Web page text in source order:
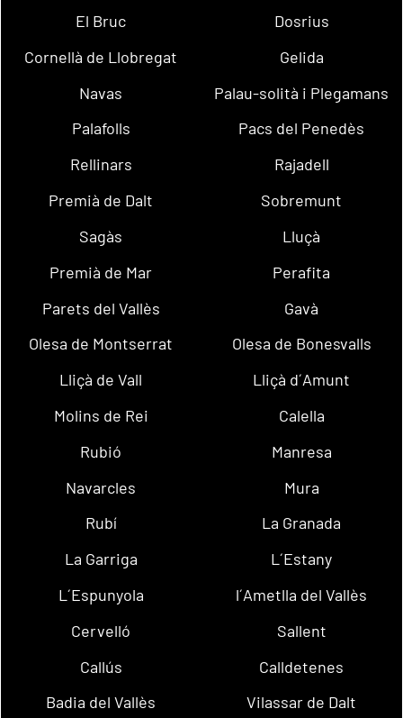
El Bruc
Dosrius
Cornellà de Llobregat
Gelida
Navas
Palau-solità i Plegamans
Palafolls
Pacs del Penedès
Rellinars
Rajadell
Premià de Dalt
Sobremunt
Sagàs
Lluçà
Premià de Mar
Perafita
Parets del Vallès
Gavà
Olesa de Montserrat
Olesa de Bonesvalls
Lliçà de Vall
Lliçà d´Amunt
Molins de Rei
Calella
Rubió
Manresa
Navarcles
Mura
Rubí
La Granada
La Garriga
L´Estany
L´Espunyola
l´Ametlla del Vallès
Cervelló
Sallent
Callús
Calldetenes
Badia del Vallès
Vilassar de Dalt